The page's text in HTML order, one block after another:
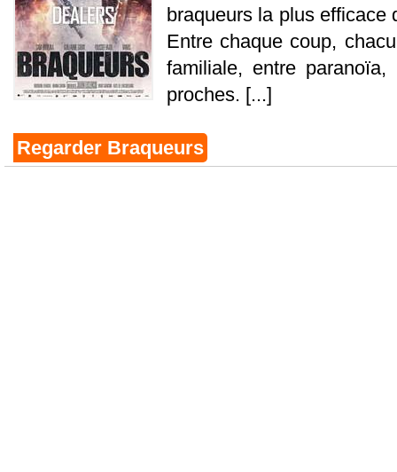
braqueurs la plus efficace
Entre chaque coup,
familiale, entre
proches. [...]
Regarder Braqueurs